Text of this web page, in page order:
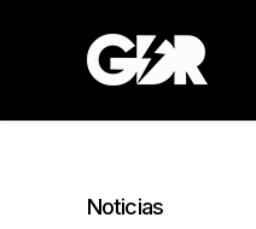
Noticias